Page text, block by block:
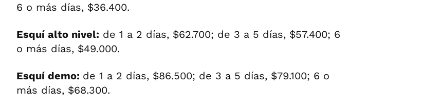
6 o más días, $36.400.
Esquí alto nivel: de 1 a 2 días, $62.700; de 3 a 5 días, $57.400; 6
o más días, $49.000.
Esquí demo: de 1 a 2 días, $86.500; de 3 a 5 días, $79.100; 6 o
más días, $68.300.